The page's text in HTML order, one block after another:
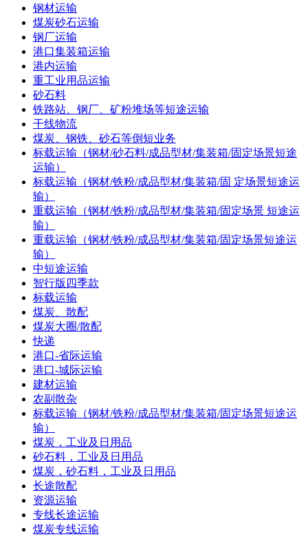
钢材运输
煤炭砂石运输
钢厂运输
港口集装箱运输
港内运输
重工业用品运输
砂石料
铁路站、钢厂、矿粉堆场等短途运输
干线物流
煤炭、钢铁、砂石等倒短业务
标载运输（钢材/砂石料/成品型材/集装箱/固定场景短途
运输）
标载运输（钢材/铁粉/成品型材/集装箱/固 定场景短途运
输）
重载运输（钢材/铁粉/成品型材/集装箱/固定场景 短途运
输）
重载运输（钢材/铁粉/成品型材/集装箱/固定场景短途运
输）
中短途运输
智行版四季款
标载运输
煤炭、散配
煤炭大圈/散配
快递
港口-省际运输
港口-城际运输
建材运输
农副散杂
标载运输（钢材/铁粉/成品型材/集装箱/固定场景短途运
输）
煤炭，工业及日用品
砂石料，工业及日用品
煤炭，砂石料，工业及日用品
长途散配
资源运输
专线长途运输
煤炭专线运输